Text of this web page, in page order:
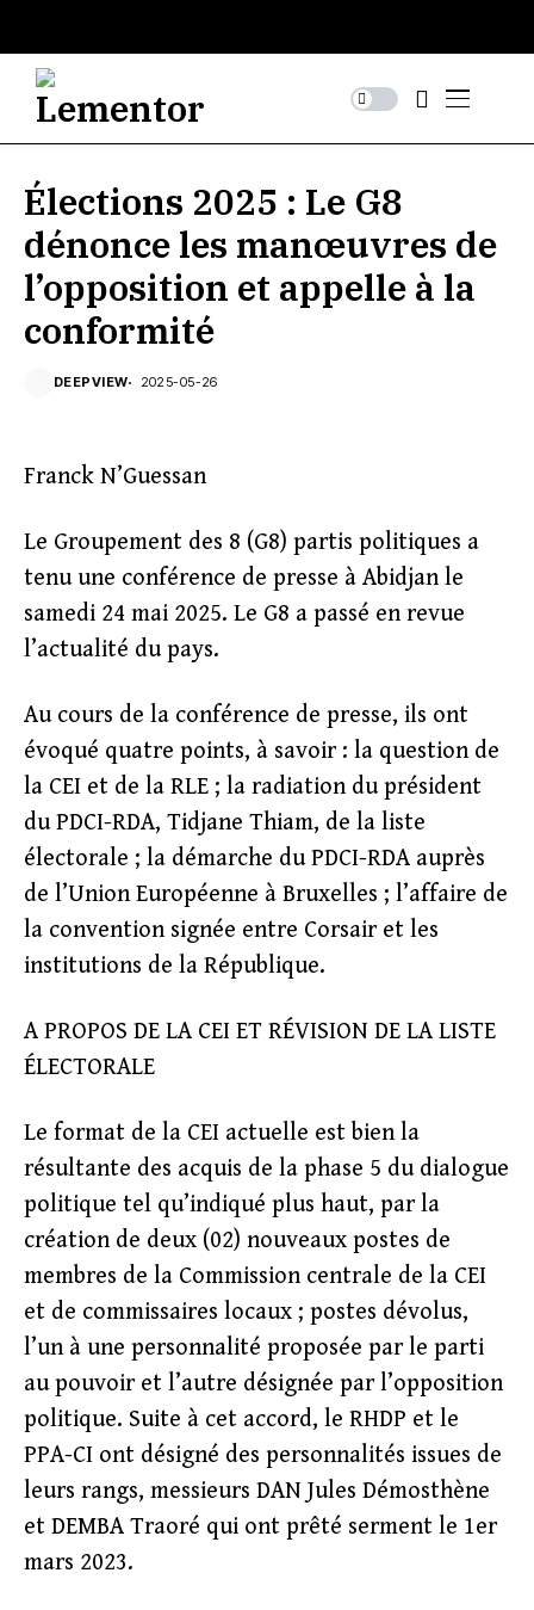
Élections 2025 : Le G8
dénonce les manœuvres de
l’opposition et appelle à la
conformité
DEEPVIEW 2025-05-26
Franck N’Guessan
Le Groupement des 8 (G8) partis politiques a
tenu une conférence de presse à Abidjan le
samedi 24 mai 2025. Le G8 a passé en revue
l’actualité du pays.
Au cours de la conférence de presse, ils ont
évoqué quatre points, à savoir : la question de
la CEI et de la RLE ; la radiation du président
du PDCI-RDA, Tidjane Thiam, de la liste
électorale ; la démarche du PDCI-RDA auprès
de l’Union Européenne à Bruxelles ; l’affaire de
la convention signée entre Corsair et les
institutions de la République.
A PROPOS DE LA CEI ET RÉVISION DE LA LISTE
ÉLECTORALE
Le format de la CEI actuelle est bien la
résultante des acquis de la phase 5 du dialogue
politique tel qu’indiqué plus haut, par la
création de deux (02) nouveaux postes de
membres de la Commission centrale de la CEI
et de commissaires locaux ; postes dévolus,
l’un à une personnalité proposée par le parti
au pouvoir et l’autre désignée par l’opposition
politique. Suite à cet accord, le RHDP et le
PPA-CI ont désigné des personnalités issues de
leurs rangs, messieurs DAN Jules Démosthène
et DEMBA Traoré qui ont prêté serment le 1er
mars 2023.